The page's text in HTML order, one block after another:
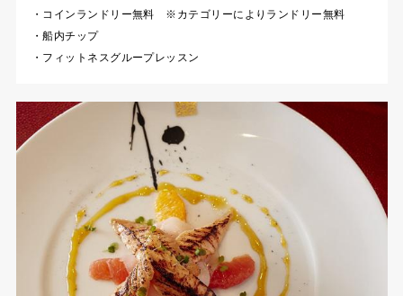
・コインランドリー無料 ※カテゴリーによりランドリー無料
・船内チップ
・フィットネスグループレッスン